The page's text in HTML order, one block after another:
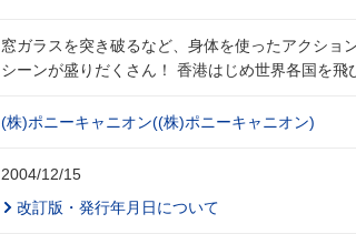
窓ガラスを突き破るなど、身体を使ったアクショ
シーンが盛りだくさん！ 香港はじめ世界各国を飛
(株)ポニーキャニオン((株)ポニーキャニオン)
2004/12/15
改訂版・発行年月日について